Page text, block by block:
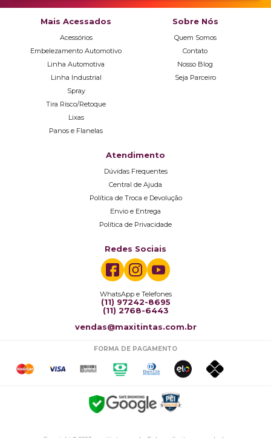
Mais Acessados
Acessórios
Embelezamento Automotivo
Linha Automotiva
Linha Industrial
Spray
Tira Risco/Retoque
Lixas
Panos e Flanelas
Sobre Nós
Quem Somos
Contato
Nosso Blog
Seja Parceiro
Atendimento
Dúvidas Frequentes
Central de Ajuda
Política de Troca e Devolução
Envio e Entrega
Política de Privacidade
Redes Sociais
WhatsApp e Telefones
(11) 97242-8695
(11) 2768-6443
vendas@maxitintas.com.br
FORMA DE PAGAMENTO